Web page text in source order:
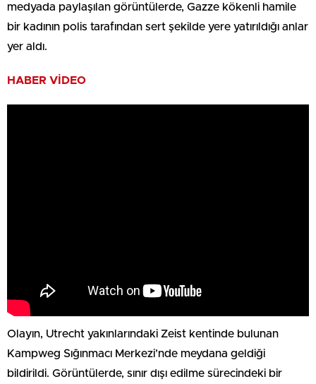
medyada paylaşılan görüntülerde, Gazze kökenli hamile
bir kadının polis tarafından sert şekilde yere yatırıldığı anlar
yer aldı.
HABER VİDEO
Olayın, Utrecht yakınlarındaki Zeist kentinde bulunan
Kampweg Sığınmacı Merkezi’nde meydana geldiği
bildirildi. Görüntülerde, sınır dışı edilme sürecindeki bir